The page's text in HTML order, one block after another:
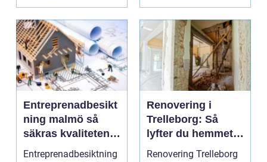
Entreprenadbesikt
ning malmö så
säkras kvaliteten i
byggprojekt
Entreprenadbesiktning
Renovering i
Trelleborg: Så
lyfter du hemmet
på ett smart sätt
Renovering Trelleborg